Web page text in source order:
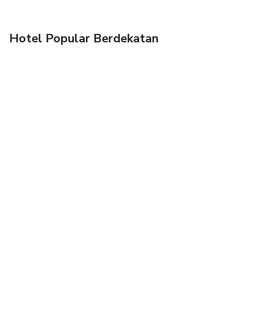
Hotel Popular Berdekatan